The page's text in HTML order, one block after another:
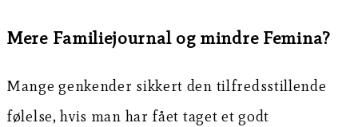
Mere Familiejournal og mindre Femina?
Mange genkender sikkert den tilfredsstillende
følelse, hvis man har fået taget et godt